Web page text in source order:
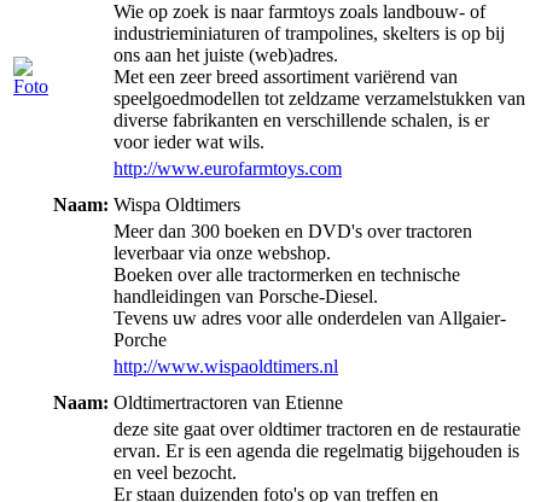
Wie op zoek is naar farmtoys zoals landbouw- of
industrieminiaturen of trampolines, skelters is op bij
ons aan het juiste (web)adres.
Met een zeer breed assortiment variërend van
speelgoedmodellen tot zeldzame verzamelstukken van
diverse fabrikanten en verschillende schalen, is er
voor ieder wat wils.
http://www.eurofarmtoys.com
Naam: Wispa Oldtimers
Meer dan 300 boeken en DVD's over tractoren
leverbaar via onze webshop.
Boeken over alle tractormerken en technische
handleidingen van Porsche-Diesel.
Tevens uw adres voor alle onderdelen van Allgaier-
Porche
http://www.wispaoldtimers.nl
Naam: Oldtimertractoren van Etienne
deze site gaat over oldtimer tractoren en de restauratie
ervan. Er is een agenda die regelmatig bijgehouden is
en veel bezocht.
Er staan duizenden foto's op van treffen en